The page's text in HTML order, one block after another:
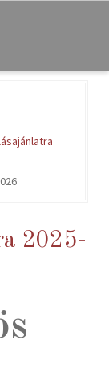
2025-